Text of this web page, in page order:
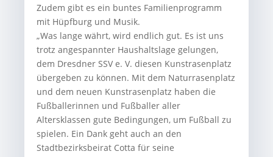
Zudem gibt es ein buntes Familienprogramm
mit Hüpfburg und Musik.
„Was lange währt, wird endlich gut. Es ist uns
trotz angespannter Haushaltslage gelungen,
dem Dresdner SSV e. V. diesen Kunstrasenplatz
übergeben zu können. Mit dem Naturrasenplatz
und dem neuen Kunstrasenplatz haben die
Fußballerinnen und Fußballer aller
Altersklassen gute Bedingungen, um Fußball zu
spielen. Ein Dank geht auch an den
Stadtbezirksbeirat Cotta für seine